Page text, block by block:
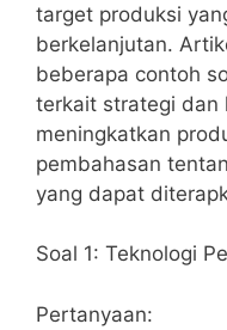
target produksi
berkelanjutan.
beberapa contoh
terkait strategi dan
meningkatkan
pembahasan
yang dapat
Soal 1: Teknologi
Pertanyaan: